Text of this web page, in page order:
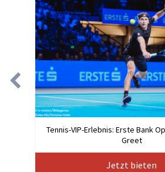
Tennis-VIP-Erlebnis: Erste Bank
Greet
Jetzt bieten